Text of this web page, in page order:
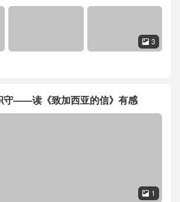
 3
守——读《致加西亚的信》有感
 1